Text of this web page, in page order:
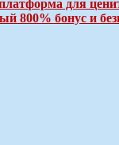
для
800% бонус и